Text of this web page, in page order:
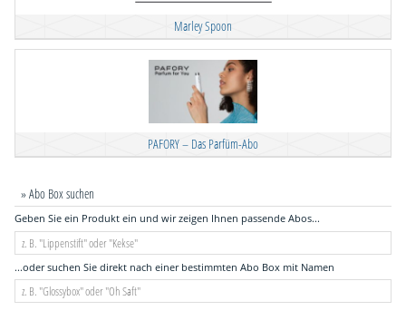
Marley Spoon
PAFORY – Das Parfüm-Abo
» Abo Box suchen
Geben Sie ein Produkt ein und wir zeigen Ihnen passende Abos...
...oder suchen Sie direkt nach einer bestimmten Abo Box mit Namen